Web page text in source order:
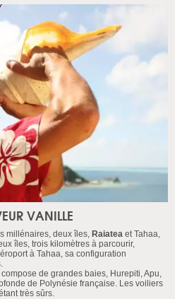
VANILLE
millénaires, deux îles, Raiatea et Tahaa,
îles, trois kilomètres à parcourir,
à Tahaa, sa configuration
de grandes baies, Hurepiti, Apu,
de Polynésie française. Les voiliers
très sûrs.